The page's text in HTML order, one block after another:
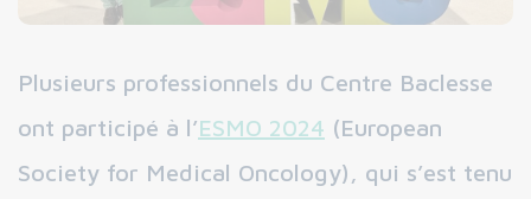
Plusieurs professionnels du Centre Baclesse
ont participé à l’ESMO 2024 (European
Society for Medical Oncology), qui s’est tenu